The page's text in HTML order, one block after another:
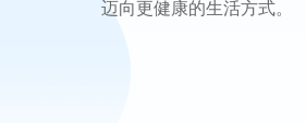
目标提供智能提醒，助您养